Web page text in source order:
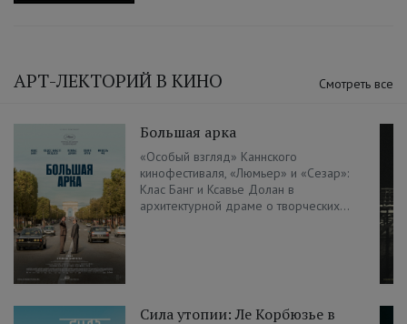
АРТ-ЛЕКТОРИЙ В КИНО Смотреть все
Большая арка
«Особый взгляд» Каннского
кинофестиваля, «Люмьер» и «Сезар»:
Клас Банг и Ксавье Долан в
архитектурной драме о творческих...
Сила утопии: Ле Корбюзье в